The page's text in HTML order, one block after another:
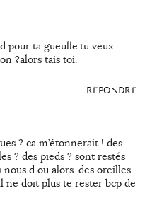
pour ta gueulle.tu veux
?alors tais toi.
RÉPONDRE
? ca m’étonnerait ! des
? des pieds ? sont restés
d ou alors. des oreilles
ne doit plus te rester bcp de